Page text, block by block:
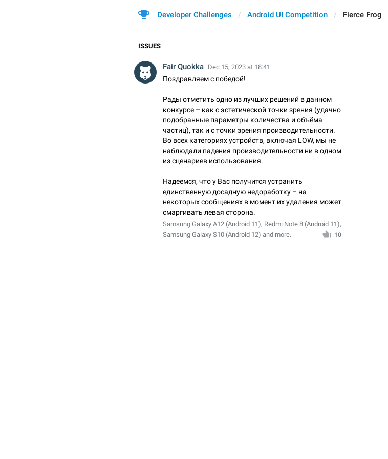
Developer Challenges Android UI Competition Fierce Frog
ISSUES
Fair Quokka Dec 15, 2023 at 18:41
Поздравляем с победой!
Рады отметить одно из лучших решений в данном
конкурсе – как с эстетической точки зрения (удачно
подобранные параметры количества и объёма
частиц), так и с точки зрения производительности.
Во всех категориях устройств, включая LOW, мы не
наблюдали падения производительности ни в одном
из сценариев использования.
Надеемся, что у Вас получится устранить
единственную досадную недоработку – на
некоторых сообщениях в момент их удаления может
смаргивать левая сторона.
Samsung Galaxy A12 (Android 11), Redmi Note 8 (Android 11),
Samsung Galaxy S10 (Android 12) and more.
10